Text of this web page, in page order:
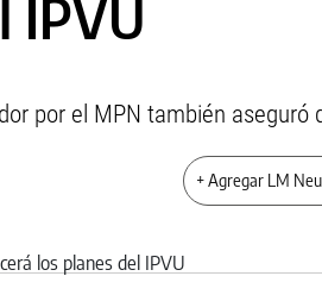
IPVU
por el MPN también aseguró
+ Agregar LM